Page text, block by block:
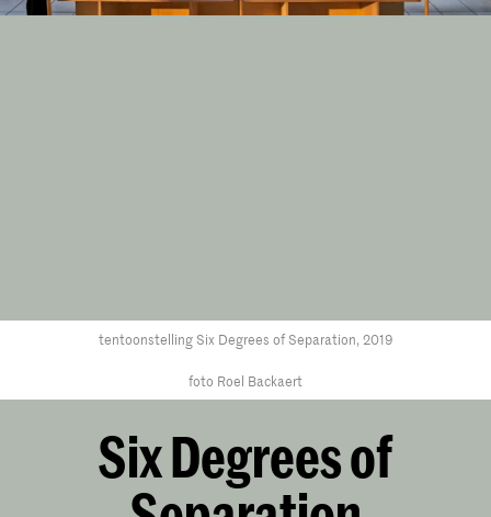
tentoonstelling Six Degrees of Separation, 2019
foto Roel Backaert
Six Degrees of